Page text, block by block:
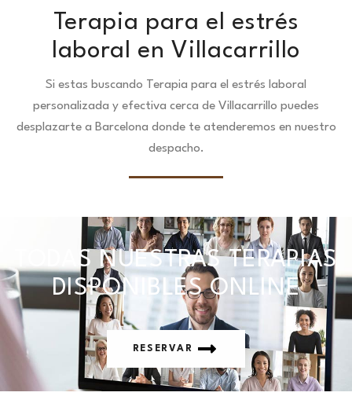
Terapia para el estrés
laboral en Villacarrillo
Si estas buscando Terapia para el estrés laboral
personalizada y efectiva cerca de Villacarrillo puedes
desplazarte a Barcelona donde te atenderemos en nuestro
despacho.
TODAS NUESTRAS TERAPIAS
DISPONIBLES ONLINE
RESERVAR